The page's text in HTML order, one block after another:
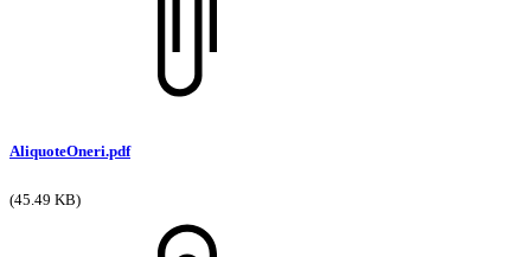
AliquoteOneri.pdf
(45.49 KB)